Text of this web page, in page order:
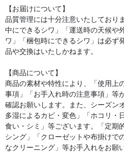
【お届けについて】
品質管理には十分注意いたしており
中にできるシワ」「運送時の天候や
ワ」「梱包時にできるシワ」は必ず
品や交換はいたしかねます。
【商品について】
商品の素材や特性により、「使用上
事項」「お手入れ時の注意事項」等
確認お願いします。また、シーズン
多湿によるカビ・変色」「ホコリ・
食い・シミ」等ございます。「定期
シング」「クローゼットや布掛けで
なクリーニング」等お手入れをお願